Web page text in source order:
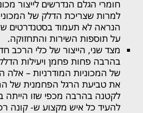
חומרי הגלם הנדרשים לייצור
למרות שצריכת הדלק של
הנראה לא תעמוד בסטנדרטים
על תוספות השירות והתחזוקה.
מצד שני, הייצור של כלי הרכב
בהרבה פחות פחמן ויעילות
של המכוניות המודרניות – אלה
את טביעת הרגל הפחמנית של
לקטנה בהרבה מכפי שזו הייתה
להעיד כל איש מקצוע ש- קונה